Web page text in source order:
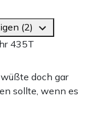
(2)
435T
doch gar
sollte, wenn es